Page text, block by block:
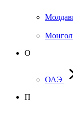
О
ОАЭ
П